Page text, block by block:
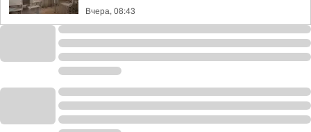
Вчера, 08:43